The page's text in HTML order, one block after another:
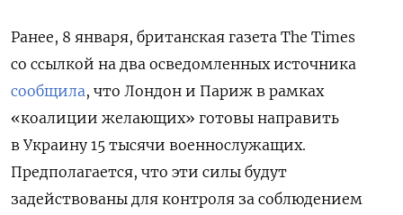
Ранее, 8 января, британская газета The Times
со ссылкой на два осведомленных источника
сообщила, что Лондон и Париж в рамках
«коалиции желающих» готовы направить
в Украину 15 тысячи военнослужащих.
Предполагается, что эти силы будут
задействованы для контроля за соблюдением